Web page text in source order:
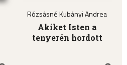
Rózsásné Kubányi Andrea
Akiket Isten a
tenyerén hordott